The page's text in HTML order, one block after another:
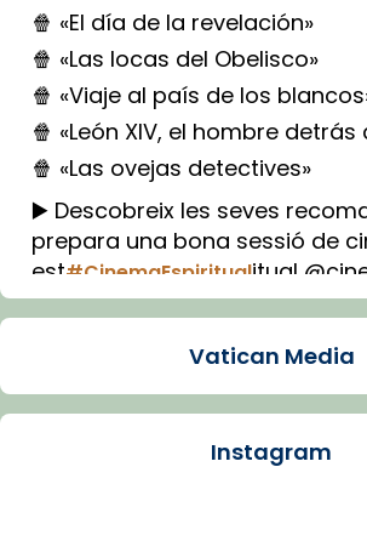
🍿 «El día de la revelación»
🍿 «Las locas del Obelisco»
🍿 «Viaje al país de los
🍿 «León XIV, el hombre detrás
🍿 «Las ovejas detectives»
▶️ Descobreix les seves
prepara una bona sessió de
est#CinemaEspiritualitual
Imatge: Generada amb IA
Arquebisbat de Barcelona
Vatican Media
Instagram